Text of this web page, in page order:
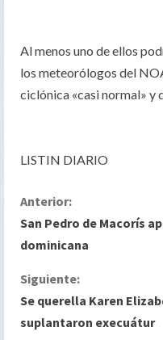
Al menos uno de ellos
los meteorólogos del
ciclónica «casi normal» y
LISTIN DIARIO
S
i
g
u
Anterior:
San Pedro de Macorís
dominicana
Siguiente:
Se querella Karen
suplantaron execuátur